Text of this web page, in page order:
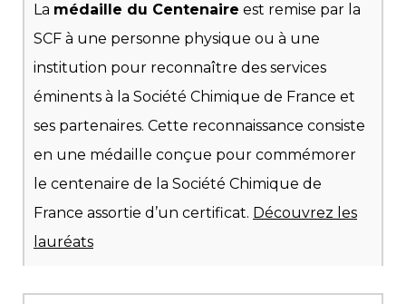
La médaille du Centenaire est remise par la
SCF à une personne physique ou à une
institution pour reconnaître des services
éminents à la Société Chimique de France et
ses partenaires. Cette reconnaissance consiste
en une médaille conçue pour commémorer
le centenaire de la Société Chimique de
France assortie d’un certificat. Découvrez les
lauréats